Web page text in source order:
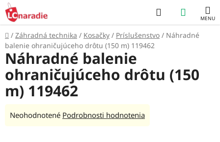
Prejsť
na
obsah
Hľadať
KOŠÍK
Domov
/ Záhradná technika / Kosačky / Príslušenstvo / Náhradné
balenie ohraničujúceho drôtu (150 m) 119462
Náhradné balenie
ohraničujúceho drôtu (150
m) 119462
Priemerné
Neohodnotené Podrobnosti hodnotenia